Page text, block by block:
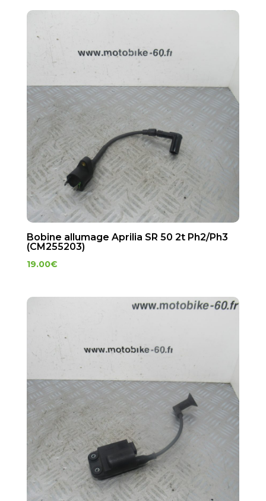
Bobine allumage Aprilia SR 50 2t Ph2/Ph3
(CM255203)
19.00€